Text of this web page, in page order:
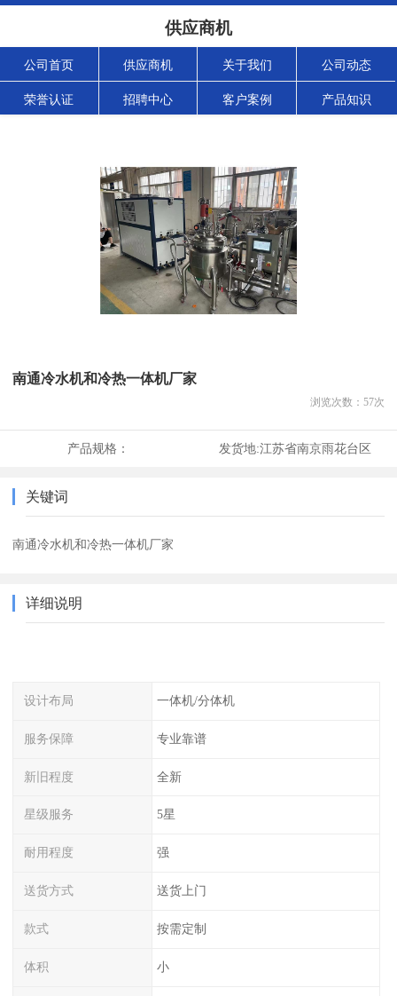
供应商机
公司首页 供应商机 关于我们 公司动态
荣誉认证 招聘中心 客户案例 产品知识
南通冷水机和冷热一体机厂家
浏览次数： 57次
产品规格： 发货地:江苏省南京雨花台区
关键词
南通冷水机和冷热一体机厂家
详细说明
设计布局 一体机/分体机
服务保障 专业靠谱
新旧程度 全新
星级服务 5星
耐用程度 强
送货方式 送货上门
款式 按需定制
体积 小